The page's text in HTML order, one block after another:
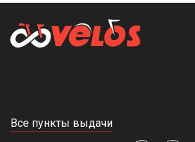
Если вам потребуется
обращайтесь к нам. Наш велоэксперт
интересующие вопросы, подскажет,
модель, подберет оптимальный
Все пункты выдачи